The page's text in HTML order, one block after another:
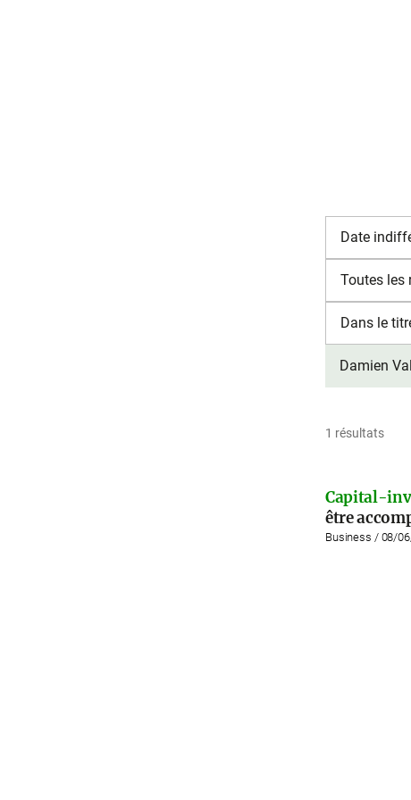
1 résultats
Capital-
être
Business / 08/